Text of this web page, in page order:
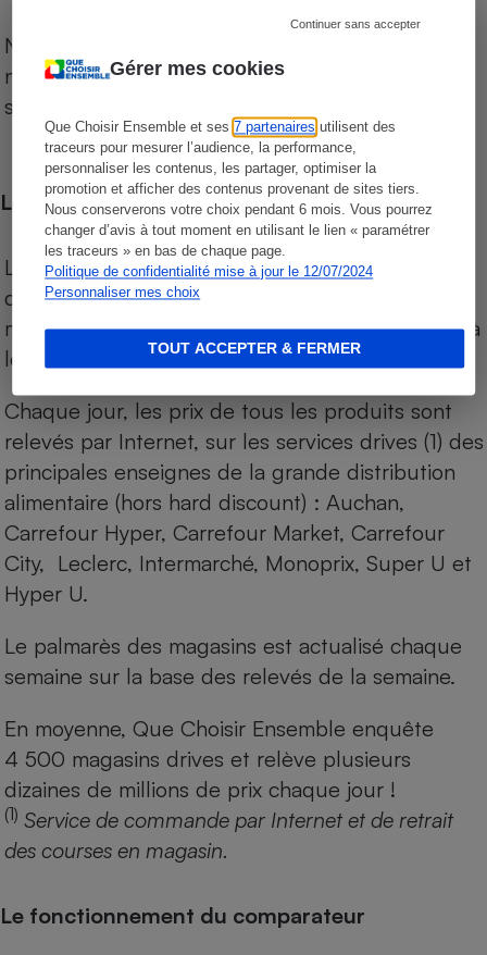
Gérer mes cookies
Que Choisir Ensemble et ses7 partenaires utilisent des
traceurs pour mesurer l’audience, la performance,
personnaliser les contenus, les partager, optimiser la
promotion et afficher des contenus provenant de sites tiers.
Nous conserverons votre choix pendant 6 mois. Vous pourrez
changer d’avis à tout moment en utilisant le lien « paramétrer
les traceurs » en bas de chaque page.
Politique de confidentialité mise à jour le 12/07/2024
Personnaliser mes choix
Continuer sans accepter
TOUT ACCEPTER & FERMER
Notre comparateur de supermarchés propose le
niveau de prix des supermarchés, géolocalisés
sur le territoire français.
Les comparaisons de prix
Les comparaisons sont réalisées sur l’ensemble
des produits des magasins. Les produits de
marques de distributeurs (MDD) sont comparés à
leurs équivalents chez leurs concurrents.
Chaque jour, les prix de tous les produits sont
relevés par Internet, sur les services drives (1) des
principales enseignes de la grande distribution
alimentaire (hors hard discount) : Auchan,
Carrefour Hyper, Carrefour Market, Carrefour
City, Leclerc, Intermarché, Monoprix, Super U et
Hyper U.
Le palmarès des magasins est actualisé chaque
semaine sur la base des relevés de la semaine.
En moyenne, Que Choisir Ensemble enquête
4 500 magasins drives et relève plusieurs
dizaines de millions de prix chaque jour !
(1) Service de commande par Internet et de retrait
des courses en magasin.
Le fonctionnement du comparateur